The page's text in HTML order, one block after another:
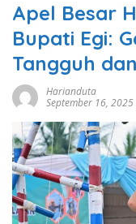
Apel Besar
Bupati Egi:
Tangguh
Harianduta
September 16, 2025